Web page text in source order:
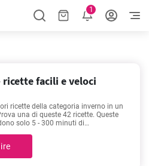
1
ricette facili e veloci
ricette della categoria inverno in un
una di queste 42 ricette. Queste
solo 5 - 300 minuti di
approssimativo ed il numero di
bisogno di un consiglio, ti